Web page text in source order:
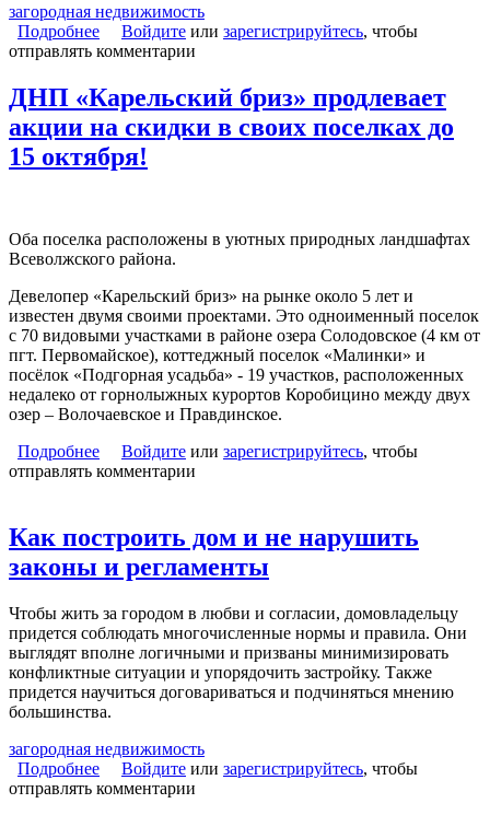
загородная недвижимость
Подробнее о Загородный ренессанс: рекордные итоги
сентября, новички и акции октября
Войдите или зарегистрируйтесь, чтобы
отправлять комментарии
ДНП «Карельский бриз» продлевает
акции на скидки в своих поселках до
15 октября!
Оба поселка расположены в уютных природных ландшафтах
Всеволжского района.
Девелопер «Карельский бриз» на рынке около 5 лет и
известен двумя своими проектами. Это одноименный поселок
с 70 видовыми участками в районе озера Солодовское (4 км от
пгт. Первомайское), коттеджный поселок «Малинки» и
посёлок «Подгорная усадьба» - 19 участков, расположенных
недалеко от горнолыжных курортов Коробицино между двух
озер – Волочаевское и Правдинское.
Подробнее о ДНП «Карельский бриз» продлевает акции на
скидки в своих поселках до 15 октября!
Войдите или зарегистрируйтесь, чтобы
отправлять комментарии
Как построить дом и не нарушить
законы и регламенты
Чтобы жить за городом в любви и согласии, домовладельцу
придется соблюдать многочисленные нормы и правила. Они
выглядят вполне логичными и призваны минимизировать
конфликтные ситуации и упорядочить застройку. Также
придется научиться договариваться и подчиняться мнению
большинства.
загородная недвижимость
Подробнее о Как построить дом и не нарушить законы и
регламенты
Войдите или зарегистрируйтесь, чтобы
отправлять комментарии